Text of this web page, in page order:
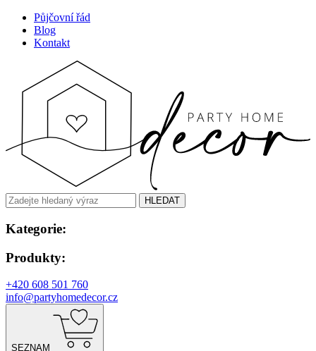
Půjčovní řád
Blog
Kontakt
HLEDAT
Kategorie:
Produkty:
+420 608 501 760
info@partyhomedecor.cz
SEZNAM